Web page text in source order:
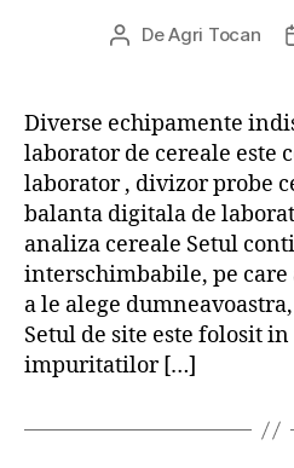
Autor
DeAgri Tocan
Diverse echipamente
laborator de cereale este
laborator , divizor probe
balanta digitala de
analiza cereale Setul
interschimbabile, pe
a le alege
Setul de site este folosit
impuritatilor […]